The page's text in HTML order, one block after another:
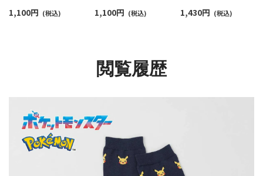
メンズ 02432200
1,100円 (税込)
ジュアル メンズ
1,100円 (税込)
メンズ 日本製
1,430円 (税込)
閲覧履歴